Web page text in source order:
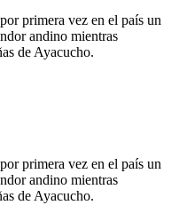
primera vez en el país un
andino mientras
de Ayacucho.
primera vez en el país un
andino mientras
de Ayacucho.